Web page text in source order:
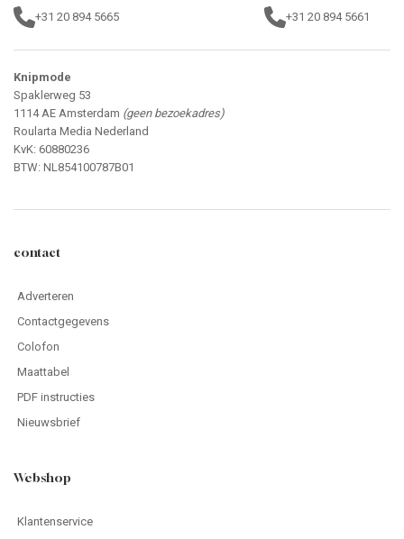
+31 20 894 5665 +31 20 894 5661
Knipmode
Spaklerweg 53
1114 AE Amsterdam (geen bezoekadres)
Roularta Media Nederland
KvK: 60880236
BTW: NL854100787B01
contact
Adverteren
Contactgegevens
Colofon
Maattabel
PDF instructies
Nieuwsbrief
Webshop
Klantenservice